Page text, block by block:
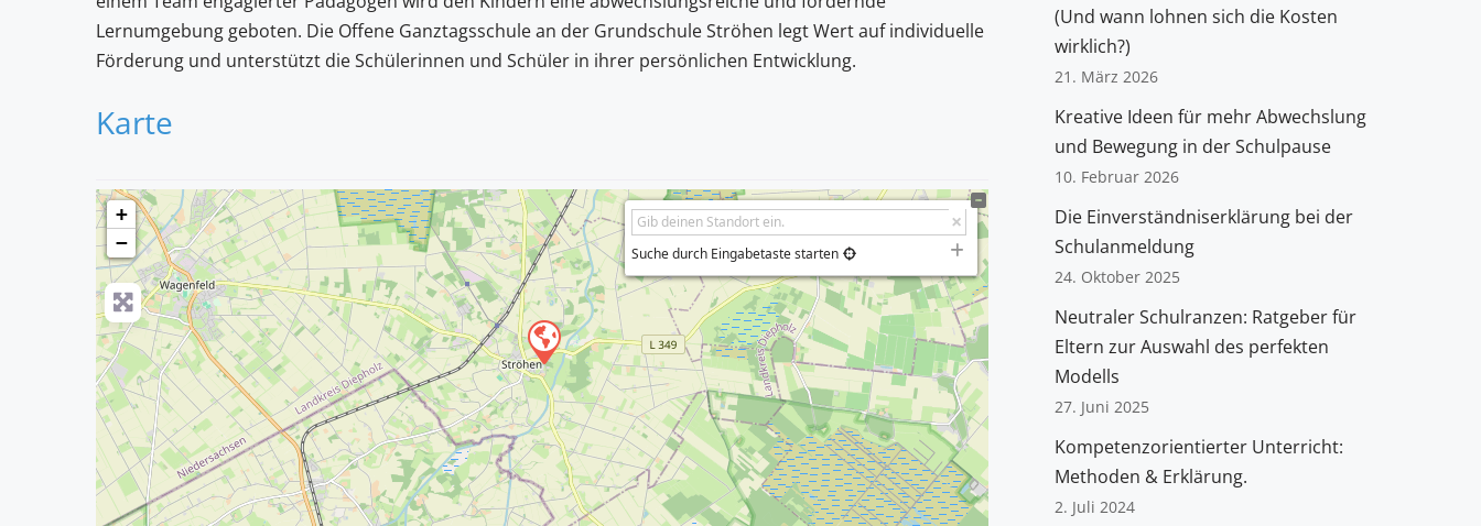
Lernumgebung geboten. Die Offene Ganztagsschule an der Grundschule Ströhen legt Wert auf individuelle
Förderung und unterstützt die Schülerinnen und Schüler in ihrer persönlichen Entwicklung.
Karte
+
−
Suche durch Eingabetaste starten
(Und wann lohnen sich die Kosten
wirklich?)
21. März 2026
Kreative Ideen für mehr Abwechslung
und Bewegung in der Schulpause
10. Februar 2026
Die Einverständniserklärung bei der
Schulanmeldung
24. Oktober 2025
Neutraler Schulranzen: Ratgeber für
Eltern zur Auswahl des perfekten
Modells
27. Juni 2025
Kompetenzorientierter Unterricht:
Methoden & Erklärung.
2. Juli 2024